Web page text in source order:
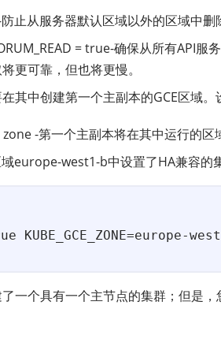
止从服务器默认区域以外的区域中
= true-确保从所有API
更可靠，但也将更慢。
在其中创建第一个主副本的GCE区域
zone -第一个主副本将在其中运行的区
域europe-west1-b中设置了HA兼容的
KUBE_GCE_ZONE=europe-
一个具有一个主节点的集群；但是